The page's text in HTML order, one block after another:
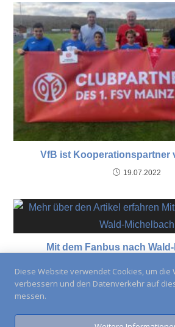
VfB ist Kooperationspartner
19.07.2022
Mit dem Fanbus nach
Diese Website verwendet Cookies, um
verbessern und den Datenverkehr auf
messen.